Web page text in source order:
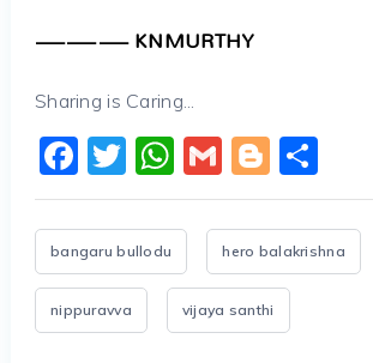
——— KNMURTHY
Sharing is Caring...
Facebook
Twitter
WhatsApp
Gmail
bangaru bullodu hero balakrishna
nippuravva vijaya santhi